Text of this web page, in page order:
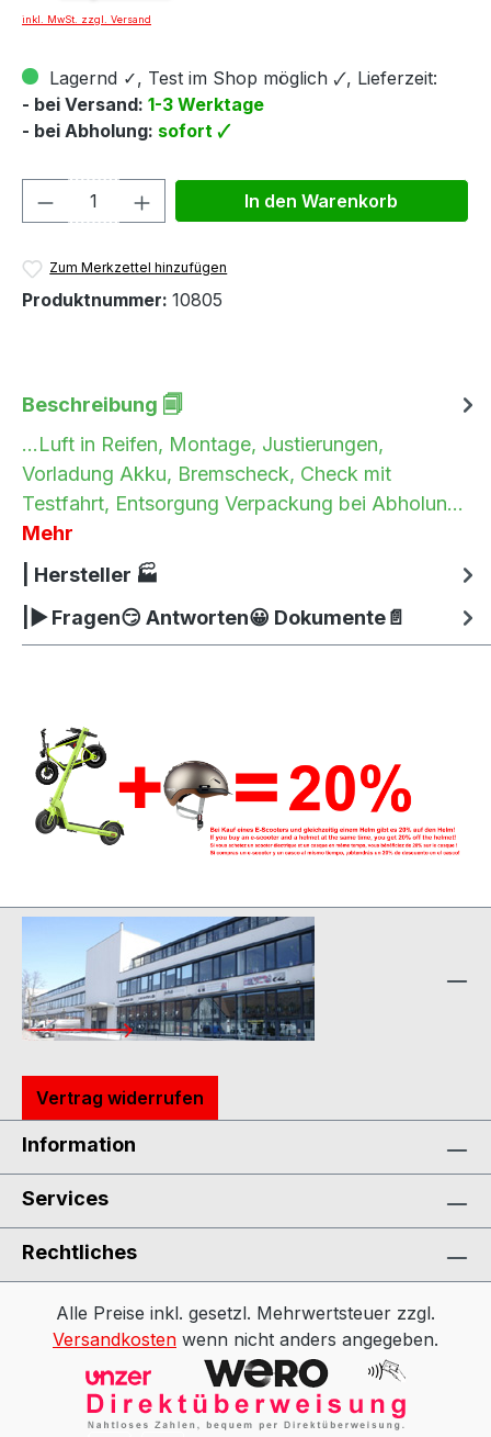
inkl. MwSt. zzgl. Versand
Lagernd ✓, Test im Shop möglich 🗸, Lieferzeit:
- bei Versand: 1-3 Werktage
- bei Abholung: sofort 🗸
Produkt Anzahl: Gib denIn den Warenkorb
Zum Merkzettel hinzufügen
Produktnummer: 10805
Beschreibung 🗐
...Luft in Reifen, Montage, Justierungen,
Vorladung Akku, Bremscheck, Check mit
Testfahrt, Entsorgung Verpackung bei Abholun…
Mehr
| Hersteller 🏭
|▶ Fragen😏 Antworten😀 Dokumente📄
Vertrag widerrufen
Information
Services
Rechtliches
Alle Preise inkl. gesetzl. Mehrwertsteuer zzgl.
Versandkosten wenn nicht anders angegeben.